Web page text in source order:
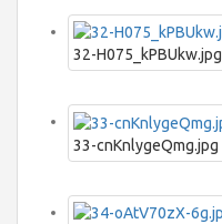
32-H075_kPBUkw.jpg
33-cnKnlygeQmg.jpg